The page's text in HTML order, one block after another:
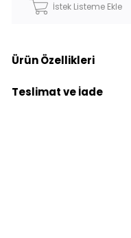
İstek Listeme Ekle
Ürün Özellikleri
Teslimat ve İade